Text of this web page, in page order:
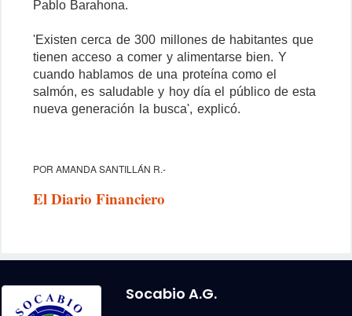
Pablo Barahona.
'Existen cerca de 300 millones de habitantes que
tienen acceso a comer y alimentarse bien. Y
cuando hablamos de una proteína como el
salmón, es saludable y hoy día el público de esta
nueva generación la busca', explicó.
POR AMANDA SANTILLÁN R.-
El Diario Financiero
Socabio A.G.